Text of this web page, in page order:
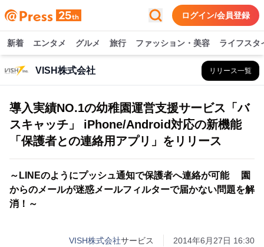
ログイン/会員登録
新着 エンタメ グルメ 旅行 ファッション・美容 ライフスタ
VISH株式会社 リリース一覧
導入実績NO.1の幼稚園運営支援サービス「バ
スキャッチ」 iPhone/Android対応の新機能
「保護者との連絡用アプリ」をリリース
～LINEのようにプッシュ通知で保護者へ連絡が可能 園
からのメールが迷惑メールフィルターで届かない問題を解
消！～
VISH株式会社サービス 2014年6月27日 16:30